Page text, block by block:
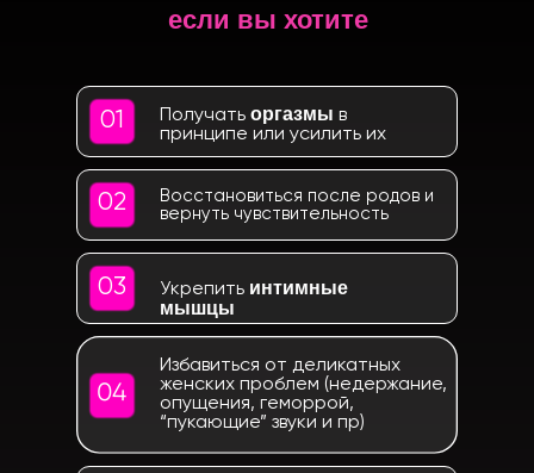
Восстановиться после родов и
вернуть чувствительность
Избавиться от деликатных
женских проблем (недержание,
опущения, геморрой,
“пукающие” звуки и пр)
Получать оргазмы в
принципе или усилить их
Укрепить интимные
мышцы
03
01
02
если вы хотите
04